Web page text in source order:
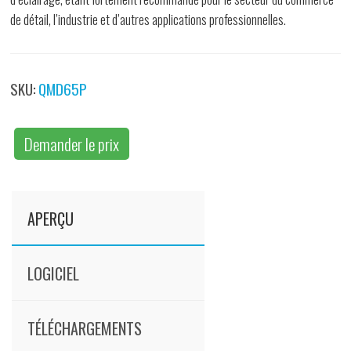
de détail, l’industrie et d’autres applications professionnelles.
SKU:QMD65P
Demander le prix
APERÇU
LOGICIEL
TÉLÉCHARGEMENTS